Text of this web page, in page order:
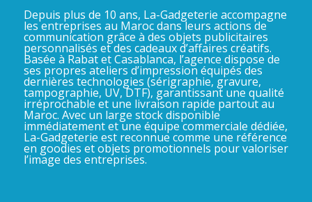
Depuis plus de 10 ans, La-Gadgeterie accompagne
les entreprises au Maroc dans leurs actions de
communication grâce à des objets publicitaires
personnalisés et des cadeaux d’affaires créatifs.
Basée à Rabat et Casablanca, l’agence dispose de
ses propres ateliers d’impression équipés des
dernières technologies (sérigraphie, gravure,
tampographie, UV, DTF), garantissant une qualité
irréprochable et une livraison rapide partout au
Maroc. Avec un large stock disponible
immédiatement et une équipe commerciale dédiée,
La-Gadgeterie est reconnue comme une référence
en goodies et objets promotionnels pour valoriser
l’image des entreprises.